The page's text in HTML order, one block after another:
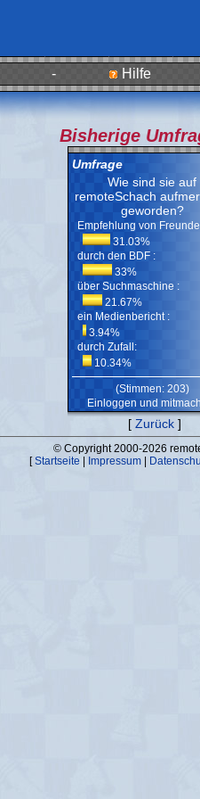
- Hilfe
Bisherige
Umfrage
Wie sind sie auf
remoteSchach
geworden?
Empfehlung von
31.03%
durch den BDF :
33%
über Suchmaschine :
21.67%
ein Medienbericht :
3.94%
durch Zufall:
10.34%
(Stimmen: 203)
Einloggen und
[ Zurück]
© Copyright 2000-2026
[Startseite Impressum|